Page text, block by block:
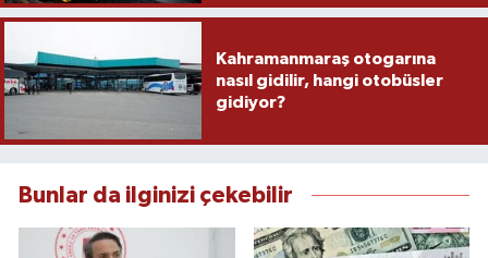
Kahramanmaraş otogarına
nasıl gidilir, hangi otobüsler
gidiyor?
Bunlar da ilginizi çekebilir